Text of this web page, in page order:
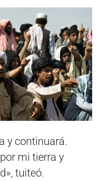
y continuará.
mi tierra y
tuiteó.